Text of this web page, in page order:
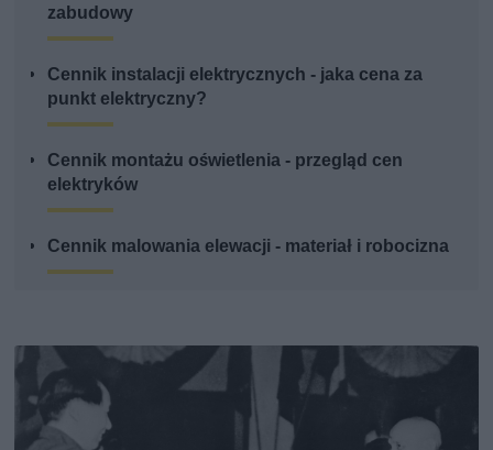
zabudowy
Cennik instalacji elektrycznych - jaka cena za
punkt elektryczny?
Cennik montażu oświetlenia - przegląd cen
elektryków
Cennik malowania elewacji - materiał i robocizna